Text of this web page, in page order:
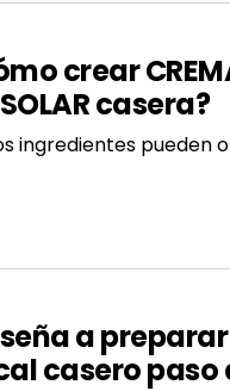
crear
casera?
ingredientes pueden
a preparar
casero paso